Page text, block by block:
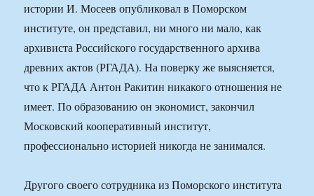
истории И. Мосеев опубликовал в Поморском
институте, он представил, ни много ни мало, как
архивиста Российского государственного архива
древних актов (РГАДА). На поверку же выясняется,
что к РГАДА Антон Ракитин никакого отношения не
имеет. По образованию он экономист, закончил
Московский кооперативный институт,
профессионально историей никогда не занимался.
Другого своего сотрудника из Поморского института